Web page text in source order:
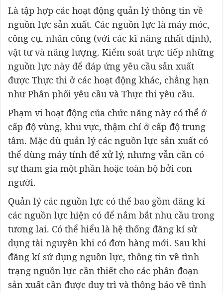
Là tập hợp các hoạt động quản lý thông tin về
nguồn lực sản xuất. Các nguồn lực là máy móc,
công cụ, nhân công (với các kĩ năng nhất định),
vật tư và năng lượng. Kiểm soát trực tiếp những
nguồn lực này để đáp ứng yêu cầu sản xuất
được Thực thi ở các hoạt động khác, chẳng hạn
như Phân phối yêu cầu và Thực thi yêu cầu.
Phạm vi hoạt động của chức năng này có thể ở
cấp độ vùng, khu vực, thậm chí ở cấp độ trung
tâm. Mặc dù quản lý các nguồn lực sản xuất có
thể dùng máy tính để xử lý, nhưng vẫn cần có
sự tham gia một phần hoặc toàn bộ bởi con
người.
Quản lý các nguồn lực có thể bao gồm đăng kí
các nguồn lực hiện có để nắm bắt nhu cầu trong
tương lai. Có thể hiểu là hệ thống đăng kí sử
dụng tài nguyên khi có đơn hàng mới. Sau khi
đăng kí sử dụng nguồn lực, thông tin về tình
trạng nguồn lực cần thiết cho các phân đoạn
sản xuất cần được duy trì và thông báo về tình